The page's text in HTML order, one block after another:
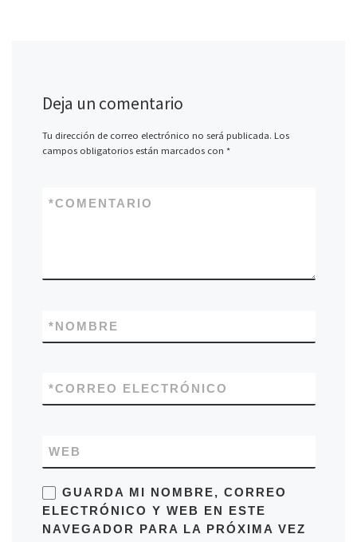
Deja un comentario
Tu dirección de correo electrónico no será publicada. Los
campos obligatorios están marcados con *
COMENTARIO
*
NOMBRE
*
CORREO ELECTRÓNICO
*
WEB
GUARDA MI NOMBRE, CORREO
ELECTRÓNICO Y WEB EN ESTE
NAVEGADOR PARA LA PRÓXIMA VEZ